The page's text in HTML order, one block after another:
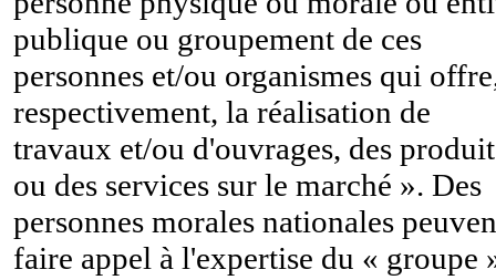
publique ou groupement de ces
personnes et/ou organismes qui
respectivement, la réalisation de
travaux et/ou d'ouvrages, des
ou des services sur le marché ». Des
personnes morales nationales
faire appel à l'expertise du « groupe